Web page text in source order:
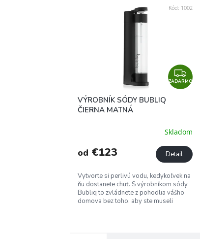
Z
A
M
O
ZADARMO
VÝROBNÍK SÓDY BUBLIQ
ČIERNA MATNÁ
Skladom
od €123 Detail
Vytvorte si perlivú vodu, kedykoľvek na
ňu dostanete chuť. S výrobníkom sódy
Bubliq to zvládnete z pohodlia vášho
domova bez toho, aby ste museli
Kód: 1002